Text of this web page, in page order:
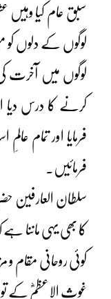
سبق عام کیا وہیں
لوگوں کے دلوں
لوگوں میں آخرت
کرنے کا درس دیا
فرمایا اور تمام
فرمائیں۔
سلطان العارفین
کا بھی یہی ماننا
کوئی روحانی مقام و
غوث الاعظمؓ کے